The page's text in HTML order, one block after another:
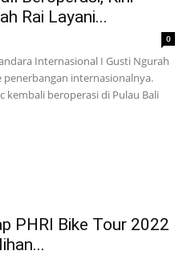
Rai Layani...
0
Internasional I Gusti Ngurah
penerbangan internasionalnya.
kembali beroperasi di Pulau Bali
PHRI Bike Tour 2022